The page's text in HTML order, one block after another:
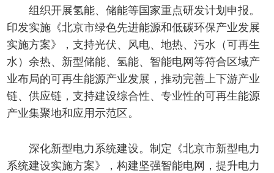
组织开展氢能、储能等国家重点研发计划申报。
印发实施《北京市绿色先进能源和低碳环保产业发展
实施方案》，支持光伏、风电、地热、污水（可再生
水）余热、新型储能、氢能、智能电网等符合区域产
业布局的可再生能源产业发展，推动完善上下游产业
链、供应链，支持建设综合性、专业性的可再生能源
产业集聚地和应用示范区。
深化新型电力系统建设。制定《北京市新型电力
系统建设实施方案》，构建坚强智能电网，提升电力